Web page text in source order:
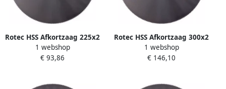
Rotec HSS Afkortzaag 225x2
0x32 T=5 150 Tanden
5502216
1 webshop
€ 93,86
Rotec HSS Afkortzaag 300x2
5x40 T=4 220 Tanden
5503023
1 webshop
€ 146,10